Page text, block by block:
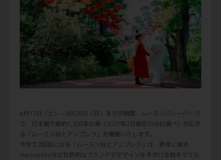
4月17日（土）～8月29日（日）までの期間、ムーミンバレーパーク
で、日本最大級約1,200本の傘（2021年2月現在の当社調べ）が広が
る「ムーミン谷とアンブレラ」を開催いたします。
今年で2回目となる「ムーミン谷とアンブレラ」は、昨年に続き
marimekkoなど世界的なブランドでデザインを手がける鈴木マサル